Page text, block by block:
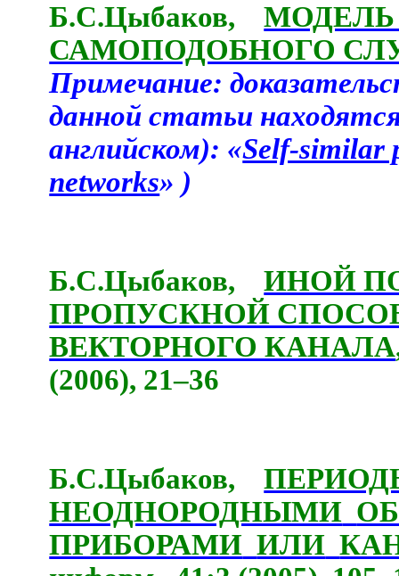
Б.С.Цыбаков,МОДЕЛЬ
САМОПОДОБНОГО
Примечание:
данной статьи
английском): «Self-similar
networks» )
Б.С.Цыбаков,
ИНОЙ
ПРОПУСКНОЙ
ВЕКТОРНОГО КАНАЛА
(2006), 21–36
Б.С.Цыбаков,
НЕОДНОРОДНЫМИ
ПРИБОРАМИ ИЛИ